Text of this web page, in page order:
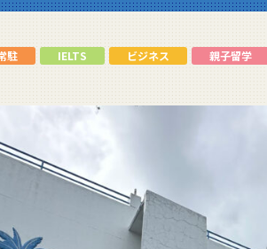
駐 IELTS ビジネス 親子留学